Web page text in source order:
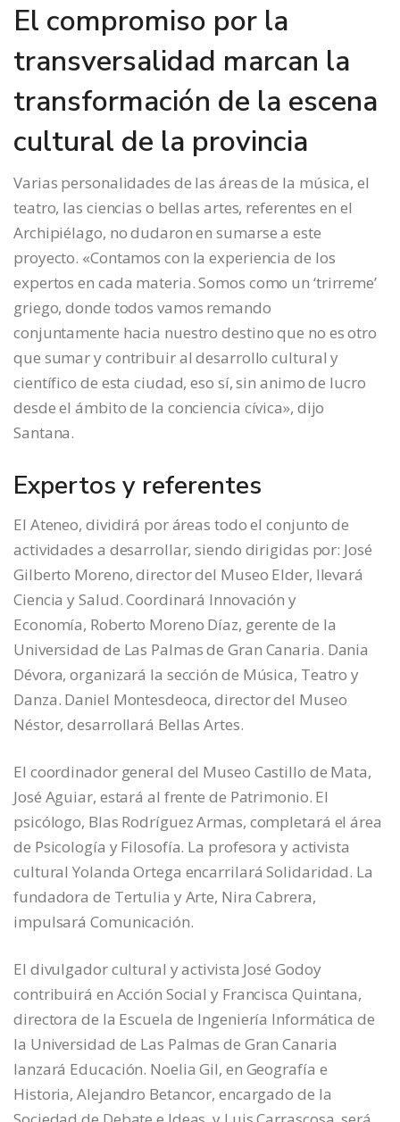
El compromiso por la
transversalidad marcan la
transformación de la escena
cultural de la provincia
Varias personalidades de las áreas de la música, el
teatro, las ciencias o bellas artes, referentes en el
Archipiélago, no dudaron en sumarse a este
proyecto. «Contamos con la experiencia de los
expertos en cada materia. Somos como un ‘trirreme’
griego, donde todos vamos remando
conjuntamente hacia nuestro destino que no es otro
que sumar y contribuir al desarrollo cultural y
científico de esta ciudad, eso sí, sin animo de lucro
desde el ámbito de la conciencia cívica», dijo
Santana.
Expertos y referentes
El Ateneo, dividirá por áreas todo el conjunto de
actividades a desarrollar, siendo dirigidas por: José
Gilberto Moreno, director del Museo Elder, llevará
Ciencia y Salud. Coordinará Innovación y
Economía, Roberto Moreno Díaz, gerente de la
Universidad de Las Palmas de Gran Canaria. Dania
Dévora, organizará la sección de Música, Teatro y
Danza. Daniel Montesdeoca, director del Museo
Néstor, desarrollará Bellas Artes.
El coordinador general del Museo Castillo de Mata,
José Aguiar, estará al frente de Patrimonio. El
psicólogo, Blas Rodríguez Armas, completará el área
de Psicología y Filosofía. La profesora y activista
cultural Yolanda Ortega encarrilará Solidaridad. La
fundadora de Tertulia y Arte, Nira Cabrera,
impulsará Comunicación.
El divulgador cultural y activista José Godoy
contribuirá en Acción Social y Francisca Quintana,
directora de la Escuela de Ingeniería Informática de
la Universidad de Las Palmas de Gran Canaria
lanzará Educación. Noelia Gil, en Geografía e
Historia, Alejandro Betancor, encargado de la